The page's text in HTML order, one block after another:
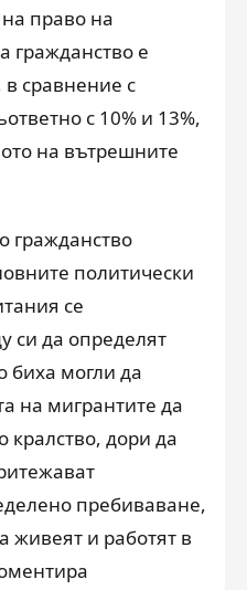
право на
гражданство е
сравнение с
с 10% и 13%,
на вътрешните
гражданство
политически
се
си да определят
биха могли да
на мигрантите да
кралство, дори да
пребиваване,
живеят и работят в